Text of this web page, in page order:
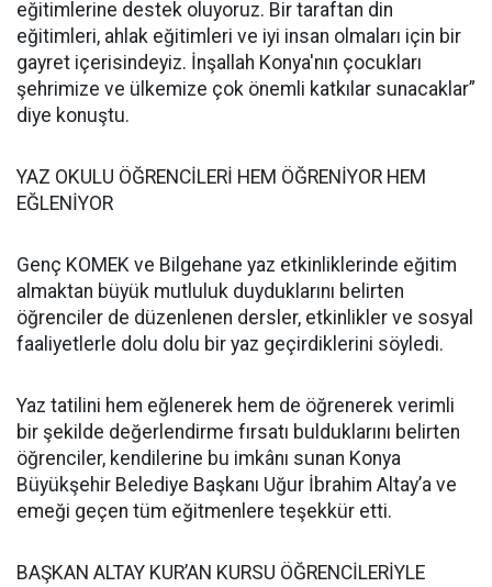
eğitimlerine destek oluyoruz. Bir taraftan din
eğitimleri, ahlak eğitimleri ve iyi insan olmaları için bir
gayret içerisindeyiz. İnşallah Konya'nın çocukları
şehrimize ve ülkemize çok önemli katkılar sunacaklar”
diye konuştu.
YAZ OKULU ÖĞRENCİLERİ HEM ÖĞRENİYOR HEM
EĞLENİYOR
Genç KOMEK ve Bilgehane yaz etkinliklerinde eğitim
almaktan büyük mutluluk duyduklarını belirten
öğrenciler de düzenlenen dersler, etkinlikler ve sosyal
faaliyetlerle dolu dolu bir yaz geçirdiklerini söyledi.
Yaz tatilini hem eğlenerek hem de öğrenerek verimli
bir şekilde değerlendirme fırsatı bulduklarını belirten
öğrenciler, kendilerine bu imkânı sunan Konya
Büyükşehir Belediye Başkanı Uğur İbrahim Altay’a ve
emeği geçen tüm eğitmenlere teşekkür etti.
BAŞKAN ALTAY KUR’AN KURSU ÖĞRENCİLERİYLE